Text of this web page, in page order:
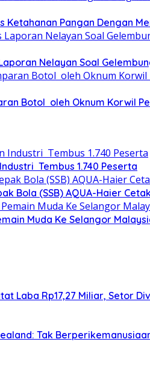
Ketahanan Pangan Dengan
Nelayan Soal
Botol oleh Oknum Korwil
Tembus 1.740 Peserta
Bola (SSB) AQUA-Haier
Muda Ke Selangor
Laba Rp17,27 Miliar, Setor
Tak